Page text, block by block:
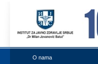
О nаmа